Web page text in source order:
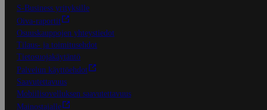
S-Business yrityksille
Oiva-raportit
Osuuskauppojen yhteystiedot
Tilaus- ja toimitusehdot
Tietosuojakäytäntö
Palvelun käyttöehdot
Saavutettavuus
Mobiilisovelluksen saavutettavuus
Mainostajalle